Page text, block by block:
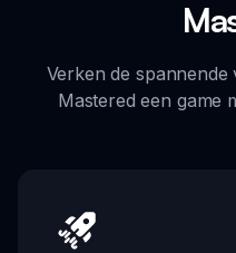
Verken de
Mastered een game